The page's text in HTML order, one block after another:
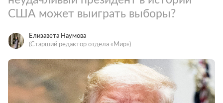
США может выиграть выборы?
Елизавета Наумова
(Старший редактор отдела «Мир»)